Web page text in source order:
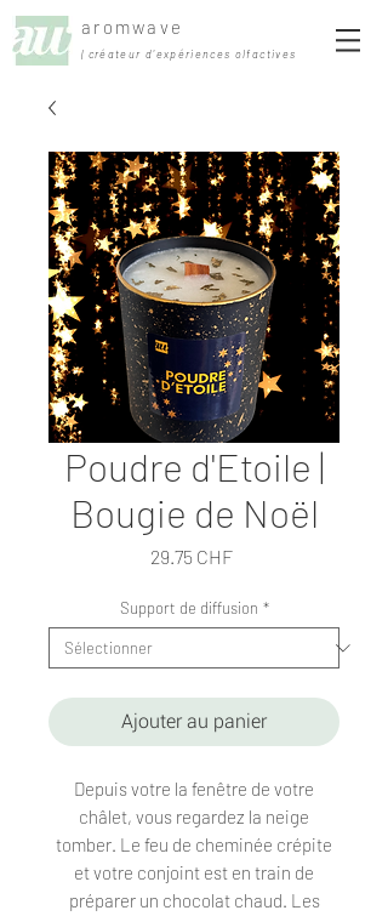
aromwave
| créateur d'expériences olfactives
Poudre d'Etoile |
Bougie de Noël
29.75 CHFPrix
Support de diffusion *
Ajouter au panier
Depuis votre la fenêtre de votre
châlet, vous regardez la neige
tomber. Le feu de cheminée crépite
et votre conjoint est en train de
préparer un chocolat chaud. Les